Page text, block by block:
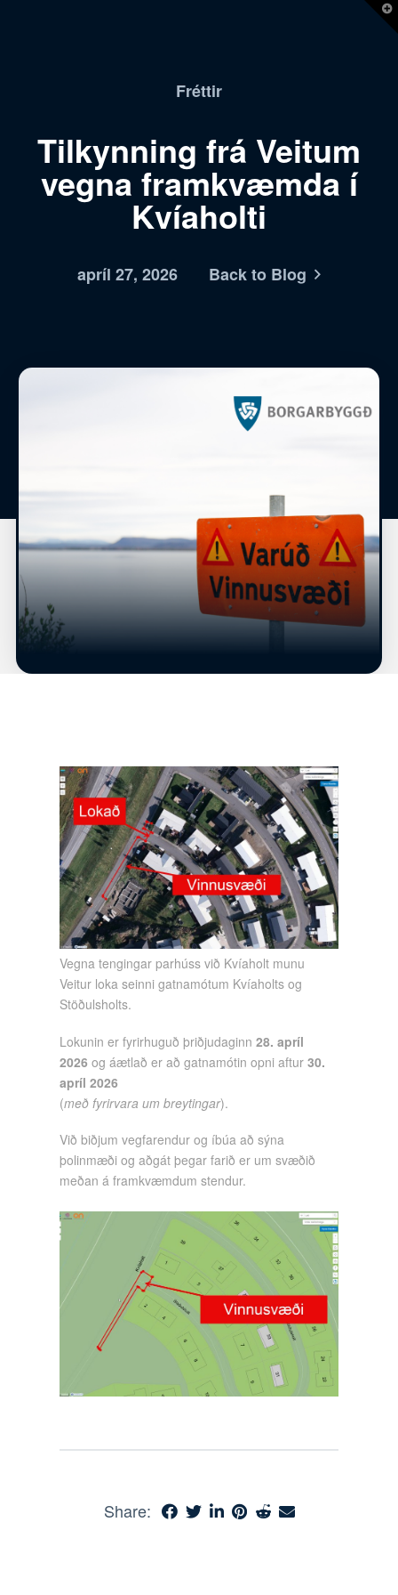
Fréttir
Tilkynning frá Veitum
vegna framkvæmda í
Kvíaholti
apríl 27, 2026 Back to Blog
Vegna tengingar parhúss við Kvíaholt munu
Veitur loka seinni gatnamótum Kvíaholts og
Stöðulsholts.
Lokunin er fyrirhuguð þriðjudaginn28. apríl
2026 og áætlað er að gatnamótin opni aftur30.
apríl 2026
(með fyrirvara um breytingar).
Við biðjum vegfarendur og íbúa að sýna
þolinmæði og aðgát þegar farið er um svæðið
meðan á framkvæmdum stendur.
Share: